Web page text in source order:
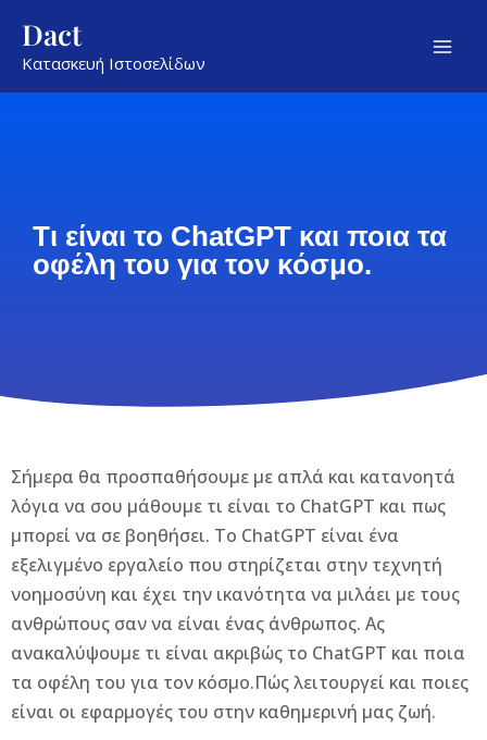
στο
περιεχόμενο
Dact
Κατασκευή Ιστοσελίδων
Τι είναι το ChatGPT και ποια τα
οφέλη του για τον κόσμο.
Σήμερα θα προσπαθήσουμε με απλά και κατανοητά
λόγια να σου μάθουμε τι είναι το ChatGPT και πως
μπορεί να σε βοηθήσει. Το ChatGPT είναι ένα
εξελιγμένο εργαλείο που στηρίζεται στην τεχνητή
νοημοσύνη και έχει την ικανότητα να μιλάει με τους
ανθρώπους σαν να είναι ένας άνθρωπος. Ας
ανακαλύψουμε τι είναι ακριβώς το ChatGPT και ποια
τα οφέλη του για τον κόσμο.Πώς λειτουργεί και ποιες
είναι οι εφαρμογές του στην καθημερινή μας ζωή.